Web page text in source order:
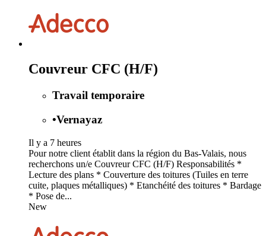
Couvreur CFC (H/F)
Travail temporaire
•Vernayaz
Il y a 7 heures
Pour notre client établit dans la région du Bas-Valais, nous
recherchons un/e Couvreur CFC (H/F) Responsabilités *
Lecture des plans * Couverture des toitures (Tuiles en terre
cuite, plaques métalliques) * Etanchéité des toitures * Bardage
* Pose de...
New